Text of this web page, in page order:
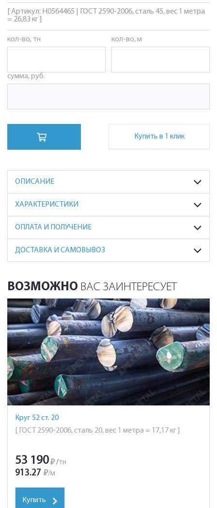
[ Артикул: Н0564465 | ГОСТ 2590-2006, сталь 45, вес 1 метра
= 26,83 кг ]
кол-во, тн кол-во, м
сумма, руб.
Купить в 1 клик
ОПИСАНИЕ
ХАРАКТЕРИСТИКИ
ОПЛАТА И ПОЛУЧЕНИЕ
ДОСТАВКА И САМОВЫВОЗ
ВОЗМОЖНО ВАС ЗАИНТЕРЕСУЕТ
Круг 52 ст. 20
[ ГОСТ 2590-2006, сталь 20, вес 1 метра = 17,17 кг ]
53 190₽ /тн
913.27 ₽/м
Купить